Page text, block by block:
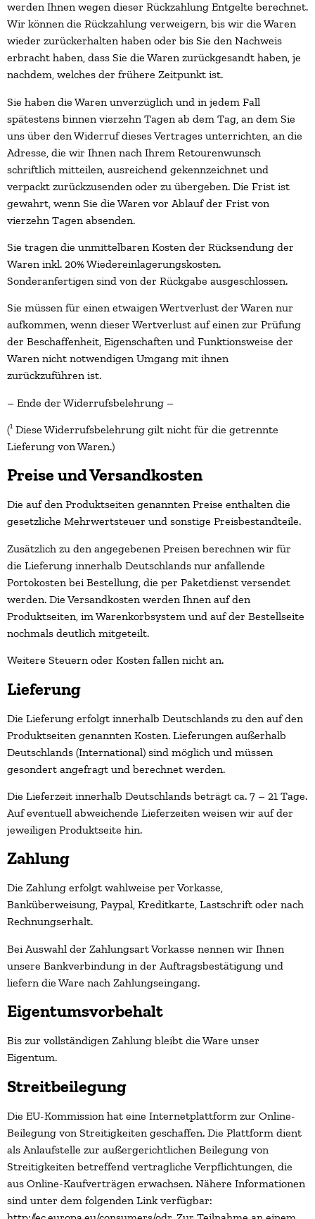
werden Ihnen wegen dieser Rückzahlung Entgelte berechnet.
Wir können die Rückzahlung verweigern, bis wir die Waren
wieder zurückerhalten haben oder bis Sie den Nachweis
erbracht haben, dass Sie die Waren zurückgesandt haben, je
nachdem, welches der frühere Zeitpunkt ist.
Sie haben die Waren unverzüglich und in jedem Fall
spätestens binnen vierzehn Tagen ab dem Tag, an dem Sie
uns über den Widerruf dieses Vertrages unterrichten, an die
Adresse, die wir Ihnen nach Ihrem Retourenwunsch
schriftlich mitteilen, ausreichend gekennzeichnet und
verpackt zurückzusenden oder zu übergeben. Die Frist ist
gewahrt, wenn Sie die Waren vor Ablauf der Frist von
vierzehn Tagen absenden.
Sie tragen die unmittelbaren Kosten der Rücksendung der
Waren inkl. 20% Wiedereinlagerungskosten.
Sonderanfertigen sind von der Rückgabe ausgeschlossen.
Sie müssen für einen etwaigen Wertverlust der Waren nur
aufkommen, wenn dieser Wertverlust auf einen zur Prüfung
der Beschaffenheit, Eigenschaften und Funktionsweise der
Waren nicht notwendigen Umgang mit ihnen
zurückzuführen ist.
– Ende der Widerrufsbelehrung –
(¹ Diese Widerrufsbelehrung gilt nicht für die getrennte
Lieferung von Waren.)
Preise und Versandkosten
Die auf den Produktseiten genannten Preise enthalten die
gesetzliche Mehrwertsteuer und sonstige Preisbestandteile.
Zusätzlich zu den angegebenen Preisen berechnen wir für
die Lieferung innerhalb Deutschlands nur anfallende
Portokosten bei Bestellung, die per Paketdienst versendet
werden. Die Versandkosten werden Ihnen auf den
Produktseiten, im Warenkorbsystem und auf der Bestellseite
nochmals deutlich mitgeteilt.
Weitere Steuern oder Kosten fallen nicht an.
Lieferung
Die Lieferung erfolgt innerhalb Deutschlands zu den auf den
Produktseiten genannten Kosten. Lieferungen außerhalb
Deutschlands (International) sind möglich und müssen
gesondert angefragt und berechnet werden.
Die Lieferzeit innerhalb Deutschlands beträgt ca. 7 – 21 Tage.
Auf eventuell abweichende Lieferzeiten weisen wir auf der
jeweiligen Produktseite hin.
Zahlung
Die Zahlung erfolgt wahlweise per Vorkasse,
Banküberweisung, Paypal, Kreditkarte, Lastschrift oder nach
Rechnungserhalt.
Bei Auswahl der Zahlungsart Vorkasse nennen wir Ihnen
unsere Bankverbindung in der Auftragsbestätigung und
liefern die Ware nach Zahlungseingang.
Eigentumsvorbehalt
Bis zur vollständigen Zahlung bleibt die Ware unser
Eigentum.
Streitbeilegung
Die EU-Kommission hat eine Internetplattform zur Online-
Beilegung von Streitigkeiten geschaffen. Die Plattform dient
als Anlaufstelle zur außergerichtlichen Beilegung von
Streitigkeiten betreffend vertragliche Verpflichtungen, die
aus Online-Kaufverträgen erwachsen. Nähere Informationen
sind unter dem folgenden Link verfügbar: